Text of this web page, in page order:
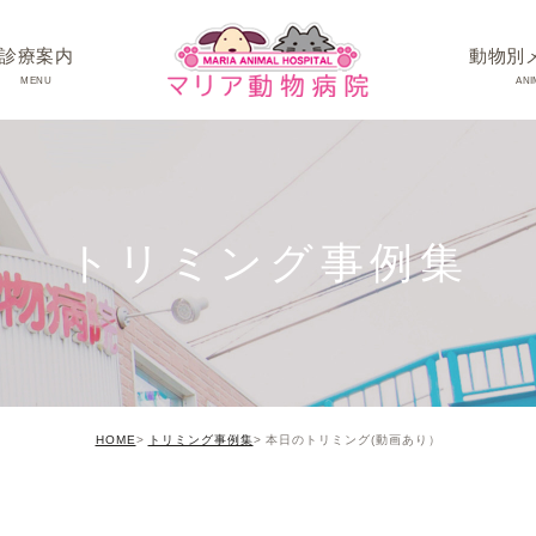
療案内
MENU
動物別
ネコちゃんの病気
うさぎちゃん･そ
トリミング事例集
HOME トリミング事例集 本日のトリミング(動画あり）